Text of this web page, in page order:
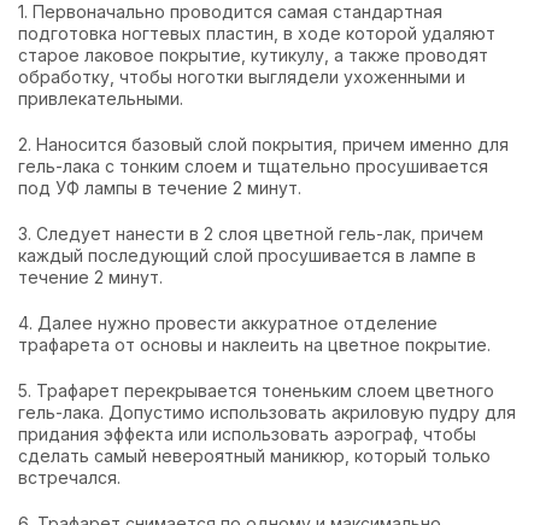
1. Первоначально проводится самая стандартная
подготовка ногтевых пластин, в ходе которой удаляют
старое лаковое покрытие, кутикулу, а также проводят
обработку, чтобы ноготки выглядели ухоженными и
привлекательными.
2. Наносится базовый слой покрытия, причем именно для
гель-лака с тонким слоем и тщательно просушивается
под УФ лампы в течение 2 минут.
3. Следует нанести в 2 слоя цветной гель-лак, причем
каждый последующий слой просушивается в лампе в
течение 2 минут.
4. Далее нужно провести аккуратное отделение
трафарета от основы и наклеить на цветное покрытие.
5. Трафарет перекрывается тоненьким слоем цветного
гель-лака. Допустимо использовать акриловую пудру для
придания эффекта или использовать аэрограф, чтобы
сделать самый невероятный маникюр, который только
встречался.